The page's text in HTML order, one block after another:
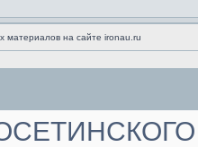
материалов на сайте ironau.ru